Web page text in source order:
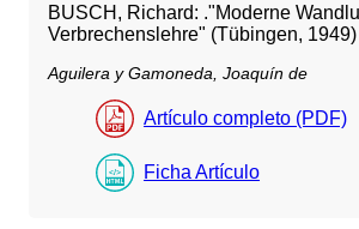
BUSCH, Richard: ."Moderne
Verbrechenslehre" (Tübingen, 1949)
Aguilera y Gamoneda, Joaquín de
Artículo completo (PDF)
Ficha Artículo